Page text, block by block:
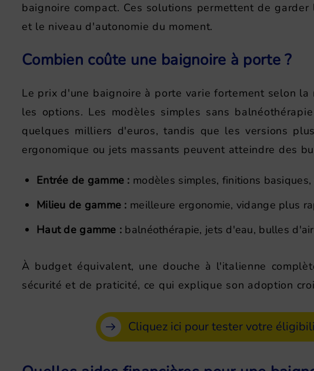
baignoire compact. Ces solutions permettent de
et le niveau d'autonomie du moment.
Combien coûte une baignoire à porte ?
Le prix d'une baignoire à porte varie fortement selon
les options. Les modèles simples sans
quelques milliers d'euros, tandis que les versions
ergonomique ou jets massants peuvent atteindre des
Entrée de gamme : modèles simples, finitions
Milieu de gamme : meilleure ergonomie, vidange plus
Haut de gamme : balnéothérapie, jets d'eau, bulles
À budget équivalent, une douche à l'italienne
sécurité et de praticité, ce qui explique son adoption
Cliquez ici pour tester votre